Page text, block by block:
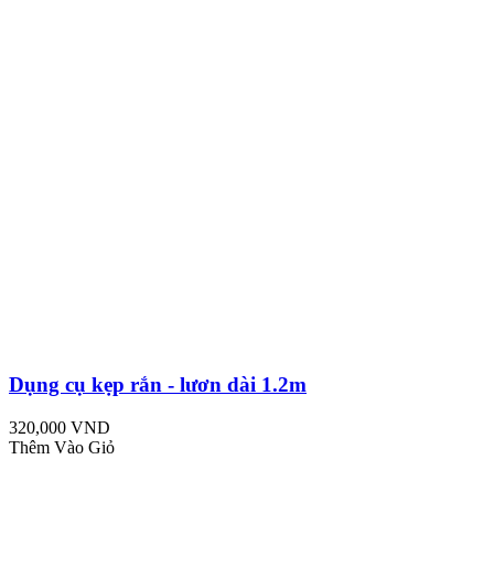
Dụng cụ kẹp rắn - lươn dài 1.2m
320,000 VND
Thêm Vào Giỏ